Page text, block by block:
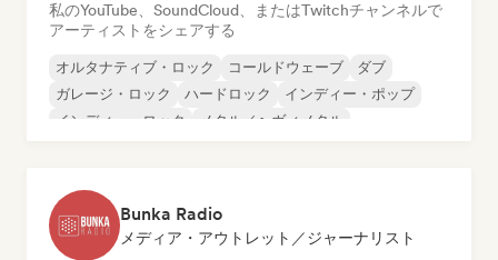
私のYouTube、SoundCloud、またはTwitchチャンネルで
アーティストをシェアする
オルタナティブ・ロック コールドウェーブ
ダブ
ガレージ・ロック
ハードロック
インディー・ポップ
インディー・ロック
メタル／ヘヴィメタル
Bunka Radio
メディア・アウトレット／ジャーナリスト